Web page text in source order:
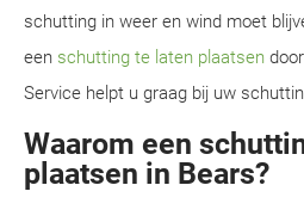
schutting in weer en wind moet
een schutting te laten plaatsen
Service helpt u graag bij uw
Waarom een
plaatsen in Bears?